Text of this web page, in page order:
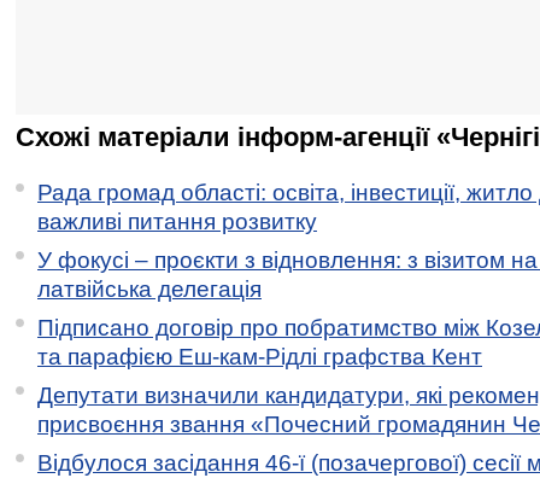
Схожі матеріали інформ-агенції
Рада громад області: освіта, інвестиції,
важливі питання розвитку
У фокусі – проєкти з відновлення: з візитом
латвійська делегація
Підписано договір про побратимство між
та парафією Еш-кам-Рідлі графства Кент
Депутати визначили кандидатури, які
присвоєння звання «Почесний громадянин
Відбулося засідання 46-ї (позачергової) сесії